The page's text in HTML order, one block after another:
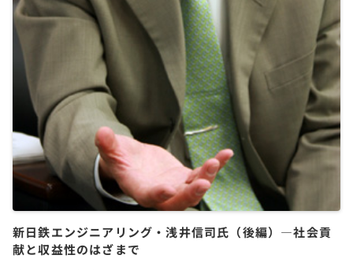
新日鉄エンジニアリング・浅井信司氏（後編）―社会貢
献と収益性のはざまで